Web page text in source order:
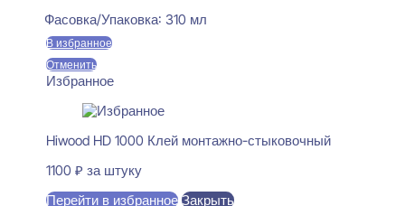
Фасовка/Упаковка: 310 мл
В избранное
Отменить
Избранное
Hiwood HD 1000 Клей монтажно-стыковочный
1100 ₽ за штуку
Перейти в избранное Закрыть